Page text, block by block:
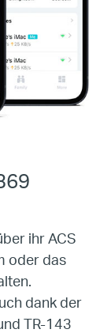
ihr ACS
oder das
dank der
TR-143